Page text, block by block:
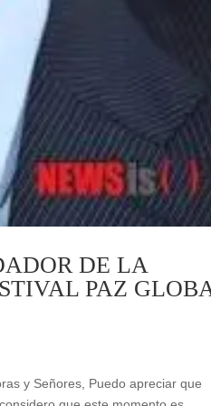
DE LA
PAZ
y Señores, Puedo apreciar que